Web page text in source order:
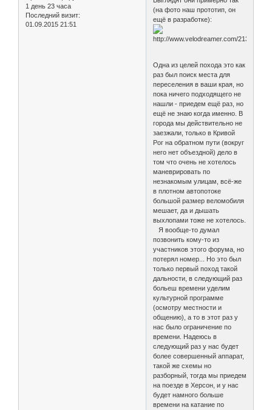
1 день 23 часа
Последний визит:
01.09.2015 21:51
(на фото наш прототип, он
ещё в разработке):
Одна из целей похода это как
раз был поиск места для
переселения в ваши края, но
пока ничего подходящего не
нашли - приедем ещё раз, но
ещё не знаю когда именно. В
города мы действительно не
заезжали, только в Кривой
Рог на обратном пути (вокруг
него нет объездной) дело в
том что очень не хотелось
маневрировать по
незнакомым улицам, всё-же
в плотном автопотоке
большой размер веломобиля
мешает, да и дышать
выхлопами тоже не хотелось.
Я вообще-то думал
позвонить кому-то из
участников этого форума, но
потерял номер... Но это был
только первый поход такой
дальности, в следующий раз
больеш времени уделим
культурной программе
(осмотру местности и
общению), а то в этот раз у
нас было ограничение по
времени. Надеюсь в
следующий раз у нас будет
более совершенный аппарат,
такой же схемы но
разборный, тогда мы приедем
на поезде в Херсон, и у нас
будет намного больше
времени на катание по